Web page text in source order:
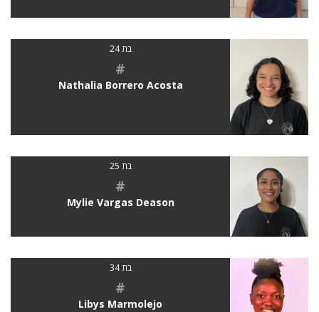
בת 24
#
Nathalia Borrero Acosta
בת 25
#
Mylie Vargas Deason
בת 34
#
Libys Marmolejo